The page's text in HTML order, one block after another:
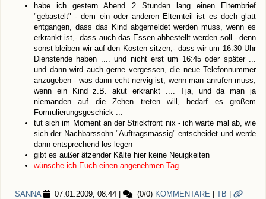
habe ich gestern Abend 2 Stunden lang einen Elternbrief
"gebastelt" - dem ein oder anderen Elternteil ist es doch glatt
entgangen, dass das Kind abgemeldet werden muss, wenn es
erkrankt ist,- dass auch das Essen abbestellt werden soll - denn
sonst bleiben wir auf den Kosten sitzen,- dass wir um 16:30 Uhr
Dienstende haben .... und nicht erst um 16:45 oder später ...
und dann wird auch gerne vergessen, die neue Telefonnummer
anzugeben - was dann echt nervig ist, wenn man anrufen muss,
wenn ein Kind z.B. akut erkrankt .... Tja, und da man ja
niemanden auf die Zehen treten will, bedarf es großem
Formulierungsgeschick ...
tut sich im Moment an der Strickfront nix - ich warte mal ab, wie
sich der Nachbarssohn "Auftragsmässig" entscheidet und werde
dann entsprechend los legen
gibt es außer ätzender Kälte hier keine Neuigkeiten
wünsche ich Euch einen angenehmen Tag
SANNA 07.01.2009, 08.44 (0/0) KOMMENTARE TB